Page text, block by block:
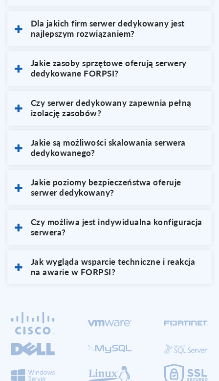
Dla jakich firm serwer dedykowany jest
najlepszym rozwiązaniem?
Jakie zasoby sprzętowe oferują serwery
dedykowane FORPSI?
Czy serwer dedykowany zapewnia pełną
izolację zasobów?
Jakie są możliwości skalowania serwera
dedykowanego?
Jakie poziomy bezpieczeństwa oferuje
serwer dedykowany?
Czy możliwa jest indywidualna konfiguracja
serwera?
Jak wygląda wsparcie techniczne i reakcja
na awarie w FORPSI?